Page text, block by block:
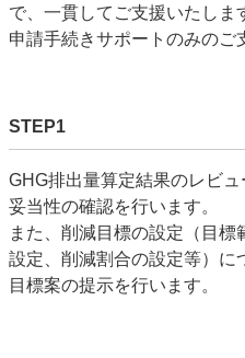
で、一貫してご支援いたしま
申請手続きサポートのみのご
STEP1
GHG排出量算定結果のレビュ
妥当性の確認を行います。
また、削減目標の設定（目
設定、削減割合の設定等）に
目標案の提示を行います。